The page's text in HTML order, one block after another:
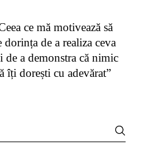
ce mă motivează să
dorința de a realiza ceva
a demonstra că nimic
îți dorești cu adevărat”